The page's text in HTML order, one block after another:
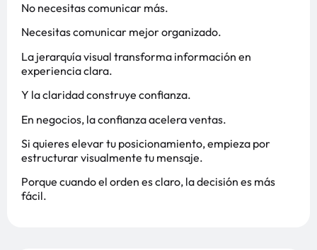
No necesitas comunicar más.
Necesitas comunicar mejor organizado.
La jerarquía visual transforma información en
experiencia clara.
Y la claridad construye confianza.
En negocios, la confianza acelera ventas.
Si quieres elevar tu posicionamiento, empieza por
estructurar visualmente tu mensaje.
Porque cuando el orden es claro, la decisión es más
fácil.